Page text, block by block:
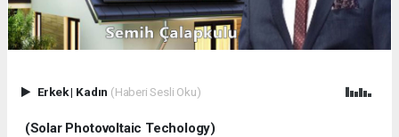
Erkek| Kadın (Haberi Sesli Oku)
(Solar Photovoltaic Techology)